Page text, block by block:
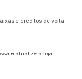
e créditos de volta
e atualize a loja